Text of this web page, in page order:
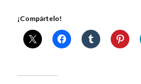
¡Compártelo!